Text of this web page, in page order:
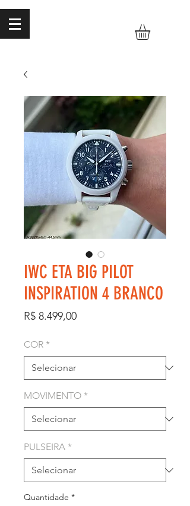
IWC ETA BIG PILOT
INSPIRATION 4 BRANCO
R$ 8.499,00Preço
COR *
MOVIMENTO *
PULSEIRA *
Quantidade *